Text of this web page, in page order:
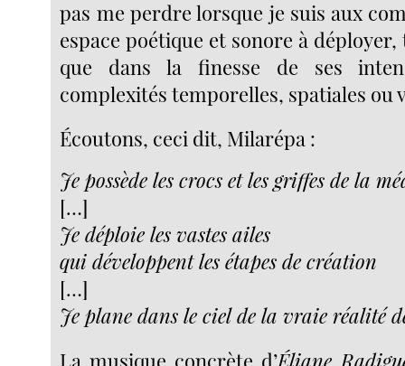
pas me perdre lorsque je suis aux
espace poétique et sonore à
que dans la finesse de ses
complexités temporelles, spatiales ou
Écoutons, ceci dit, Milarépa :
Je possède les crocs et les griffes de la
[…]
Je déploie les vastes ailes
qui développent les étapes de création
[…]
Je plane dans le ciel de la vraie réalité
La musique concrète d’Éliane